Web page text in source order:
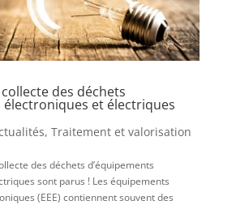
des déchets
électroniques et électriques
, Traitement et valorisation
des déchets d’équipements
sont parus ! Les équipements
(EEE) contiennent souvent des